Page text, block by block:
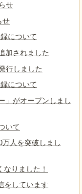
せ
せ
について
加されました
行しました
について
」がオープンしまし
いて
人を突破しまし
りました！
をしています